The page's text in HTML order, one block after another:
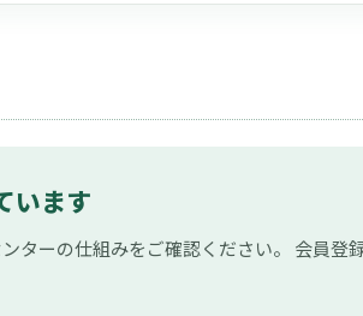
います
ターの仕組みをご確認ください。 会員登